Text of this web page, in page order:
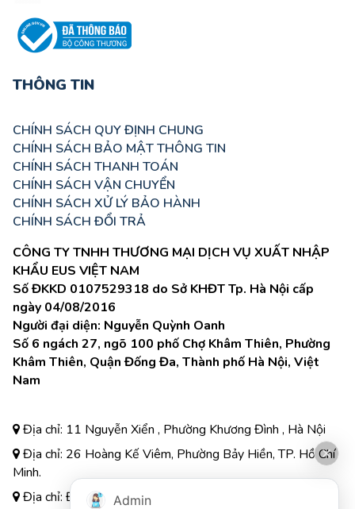
THÔNG TIN
CHÍNH SÁCH QUY ĐỊNH CHUNG
CHÍNH SÁCH BẢO MẬT THÔNG TIN
CHÍNH SÁCH THANH TOÁN
CHÍNH SÁCH VẬN CHUYỂN
CHÍNH SÁCH XỬ LÝ BẢO HÀNH
CHÍNH SÁCH ĐỔI TRẢ
CÔNG TY TNHH THƯƠNG MẠI DỊCH VỤ XUẤT NHẬP
KHẨU EUS VIỆT NAM
Số ĐKKD 0107529318 do Sở KHĐT Tp. Hà Nội cấp
ngày 04/08/2016
Người đại diện: Nguyễn Quỳnh Oanh
Số 6 ngách 27, ngõ 100 phố Chợ Khâm Thiên, Phường
Khâm Thiên, Quận Đống Đa, Thành phố Hà Nội, Việt
Nam
Địa chỉ: 11 Nguyễn Xiển , Phường Khương Đình , Hà Nội
Địa chỉ: 26 Hoàng Kế Viêm, Phường Bảy Hiền, TP. Hồ Chí
Minh.
Địa chỉ: Đường A3, Tiểu khu đô thị số 17, Phường Pom
Admin